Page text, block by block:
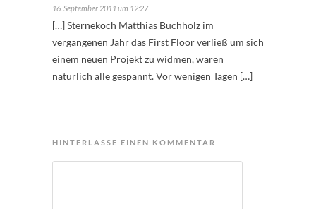
16. September 2011 um 12:27
[…] Sternekoch Matthias Buchholz im
vergangenen Jahr das First Floor verließ um sich
einem neuen Projekt zu widmen, waren
natürlich alle gespannt. Vor wenigen Tagen […]
HINTERLASSE EINEN KOMMENTAR